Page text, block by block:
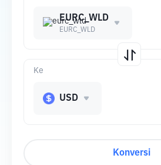
EURC_WLD
EURC_WLD
Ke
USD
Konversi